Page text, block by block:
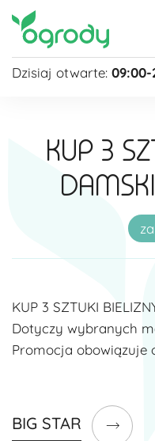
Dzisiaj otwarte: 09:00-
Niedziela
Niedziela handlowa
zobacz więcej »
KUP 3
KUP 3 SZTUKI
Dotyczy wybranych
Promocja obowiązuje
BIG STAR